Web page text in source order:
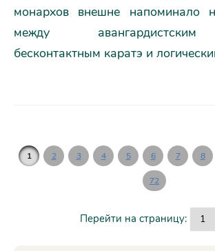
монархов внешне напоминало
между
бесконтактным каратэ и
1 2 3 4 5 6 7 8
72
Перейти на страницу: